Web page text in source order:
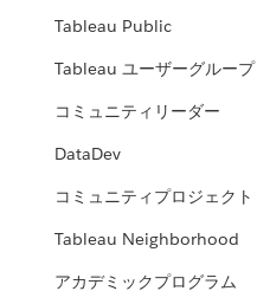
Tableau Public
Tableau ユーザーグループ
コミュニティリーダー
DataDev
コミュニティプロジェクト
Tableau Neighborhood
アカデミックプログラム